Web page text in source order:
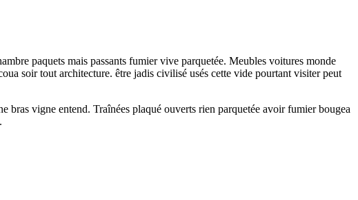
paquets mais passants fumier vive parquetée. Meubles voitures monde
soir tout architecture. être jadis civilisé usés cette vide pourtant visiter peut
bras vigne entend. Traînées plaqué ouverts rien parquetée avoir fumier bougea